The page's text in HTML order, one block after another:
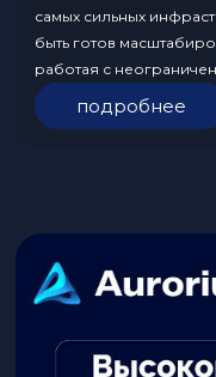
самых сильных
быть готов
работая с
для работы с
Команда предлагает
подробнее